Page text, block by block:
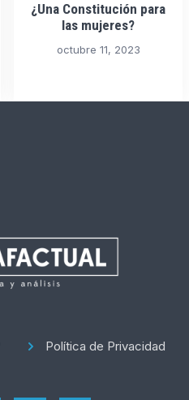
¿Una Constitución para
las mujeres?
octubre 11, 2023
Política de Privacidad